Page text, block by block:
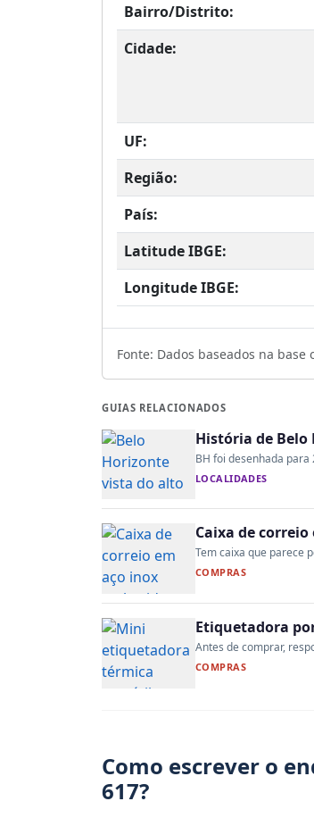
Bairro/Distrito:
Cidade:
UF:
Região:
País:
Latitude IBGE:
Longitude IBGE:
Fonte: Dados baseados na base
GUIAS RELACIONADOS
História de
BH foi desenhada
LOCALIDADES
Caixa de
Tem caixa que parece
COMPRAS
Etiquetadora
Antes de comprar,
COMPRAS
Como escrever o
617?